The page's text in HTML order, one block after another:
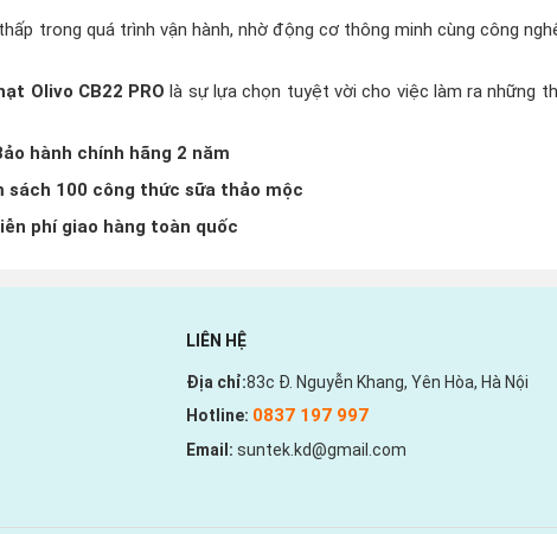
trong quá trình vận hành, nhờ động cơ thông minh cùng công
Olivo CB22 PRO là sự lựa chọn tuyệt vời cho việc làm ra những
hành chính hãng 2 năm
sách 100 công thức sữa thảo mộc
iễn phí giao hàng toàn quốc
LIÊN HỆ
Địa chỉ:83c Đ. Nguyễn Khang, Yên Hòa, Hà Nội
Hotline: 0837 197 997
Email: suntek.kd@gmail.com